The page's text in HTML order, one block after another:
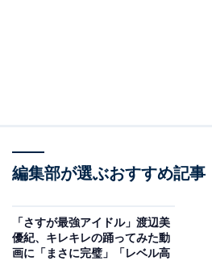
編集部が選ぶおすすめ記事
「さすが最強アイドル」渡辺美
優紀、キレキレの踊ってみた動
画に「まさに完璧」「レベル高